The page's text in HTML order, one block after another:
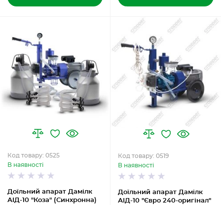
Доїльний апарат Дамілк
АІД-10 "Коза" (Синхронна)
Код товару: 0525
В наявності
Доїльний апарат Дамілк
АІД-10 "Євро 240-оригінал"
Код товару: 0519
В наявності